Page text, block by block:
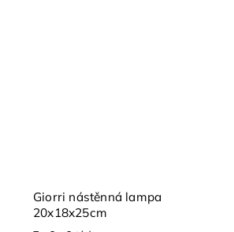
Giorri nástěnná lampa
20x18x25cm